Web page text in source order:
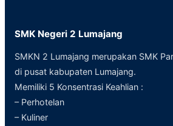
SMK Negeri 2 Lumajang
SMKN 2 Lumajang merupakan SMK
di pusat kabupaten Lumajang.
Memiliki 5 Konsentrasi Keahlian :
– Perhotelan
– Kuliner